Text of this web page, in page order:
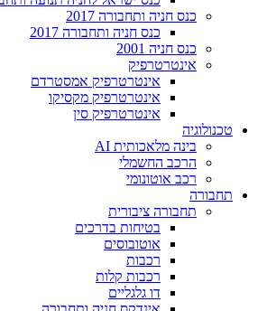
כנס חניה ותחבורה 2017
כנס חניה ותחבורה 2017
כנס חניה 2001
אינטרטרפיק
אינטרטרפיק אמסטרדם
אינטרטרפיק מקסיקו
אינטרטרפיק סין
טכנולוגיה
בינה מלאכותית AI
הרכב החשמלי
רכב אוטונומי
תחבורה
תחבורה ציבורית
בטיחות בדרכים
אוטובוסים
רכבות
רכבות קלות
דו גלגליים